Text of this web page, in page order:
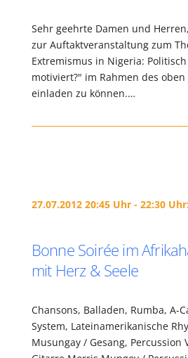
Sehr geehrte Damen und
zur Auftaktveranstaltung zum
Extremismus in Nigeria:
motiviert?" im Rahmen des
einladen zu können.…
27.07.2012 20:45 Uhr - 22:30
Bonne Soirée im
mit Herz & Seele
Chansons, Balladen, Rumba, A-
System, Lateinamerikanische
Musungay / Gesang, Percussion